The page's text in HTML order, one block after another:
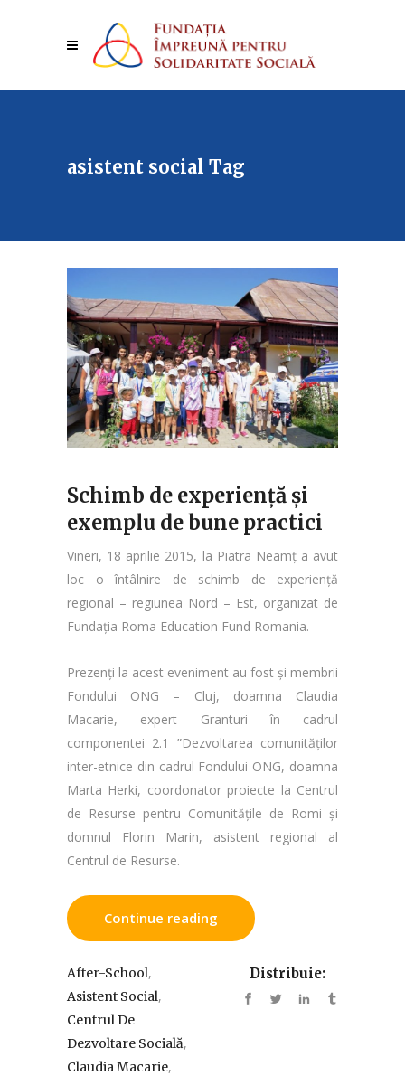
asistent social Tag
Schimb de experiență și
exemplu de bune practici
Vineri, 18 aprilie 2015, la Piatra Neamț a avut
loc o întâlnire de schimb de experiență
regional – regiunea Nord – Est, organizat de
Fundația Roma Education Fund Romania.
Prezenți la acest eveniment au fost și membrii
Fondului ONG – Cluj, doamna Claudia
Macarie, expert Granturi în cadrul
componentei 2.1 ”Dezvoltarea comunităților
inter-etnice din cadrul Fondului ONG, doamna
Marta Herki, coordonator proiecte la Centrul
de Resurse pentru Comunitățile de Romi și
domnul Florin Marin, asistent regional al
Centrul de Resurse.
Continue reading
After-School,
Asistent Social,
Centrul De
Dezvoltare Socială,
Claudia Macarie,
Distribuie: